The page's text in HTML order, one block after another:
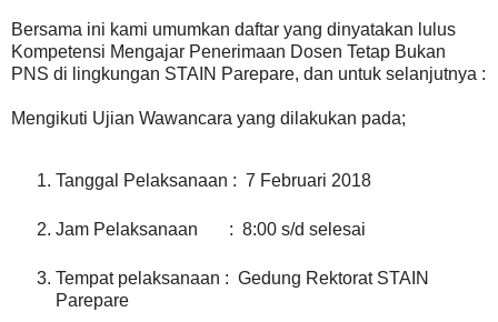
Bersama ini kami umumkan daftar yang dinyatakan lulus
Kompetensi Mengajar Penerimaan Dosen Tetap Bukan
PNS di lingkungan STAIN Parepare, dan untuk selanjutnya :
Mengikuti Ujian Wawancara yang dilakukan pada;
Tanggal Pelaksanaan : 7 Februari 2018
Jam Pelaksanaan : 8:00 s/d selesai
Tempat pelaksanaan : Gedung Rektorat STAIN
Parepare